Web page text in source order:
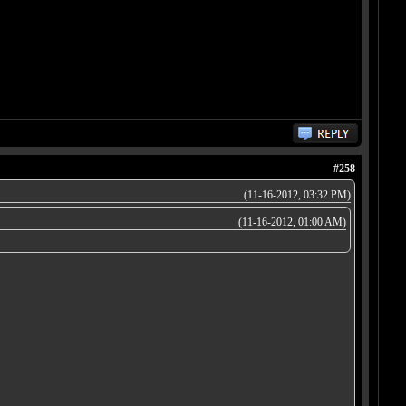
#258
(11-16-2012, 03:32 PM)
(11-16-2012, 01:00 AM)